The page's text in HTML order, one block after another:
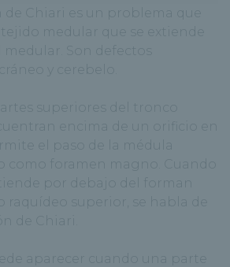
de Chiari es un problema que
tejido medular que se extiende
Son defectos
y cerebelo.
superiores del tronco
encima de un orificio en
el paso de la médula
como foramen magno. Cuando
por debajo del forman
raquídeo superior, se habla de
de Chiari.
aparecer cuando una parte